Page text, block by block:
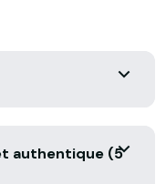
authentique (5